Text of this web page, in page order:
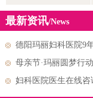
最新资讯/News
德阳玛丽妇科医院9
母亲节·玛丽圆梦行动
妇科医院医生在线咨